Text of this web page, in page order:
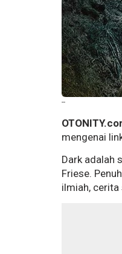
--
mengenai
Dark adalah
Friese.
ilmiah, cerita